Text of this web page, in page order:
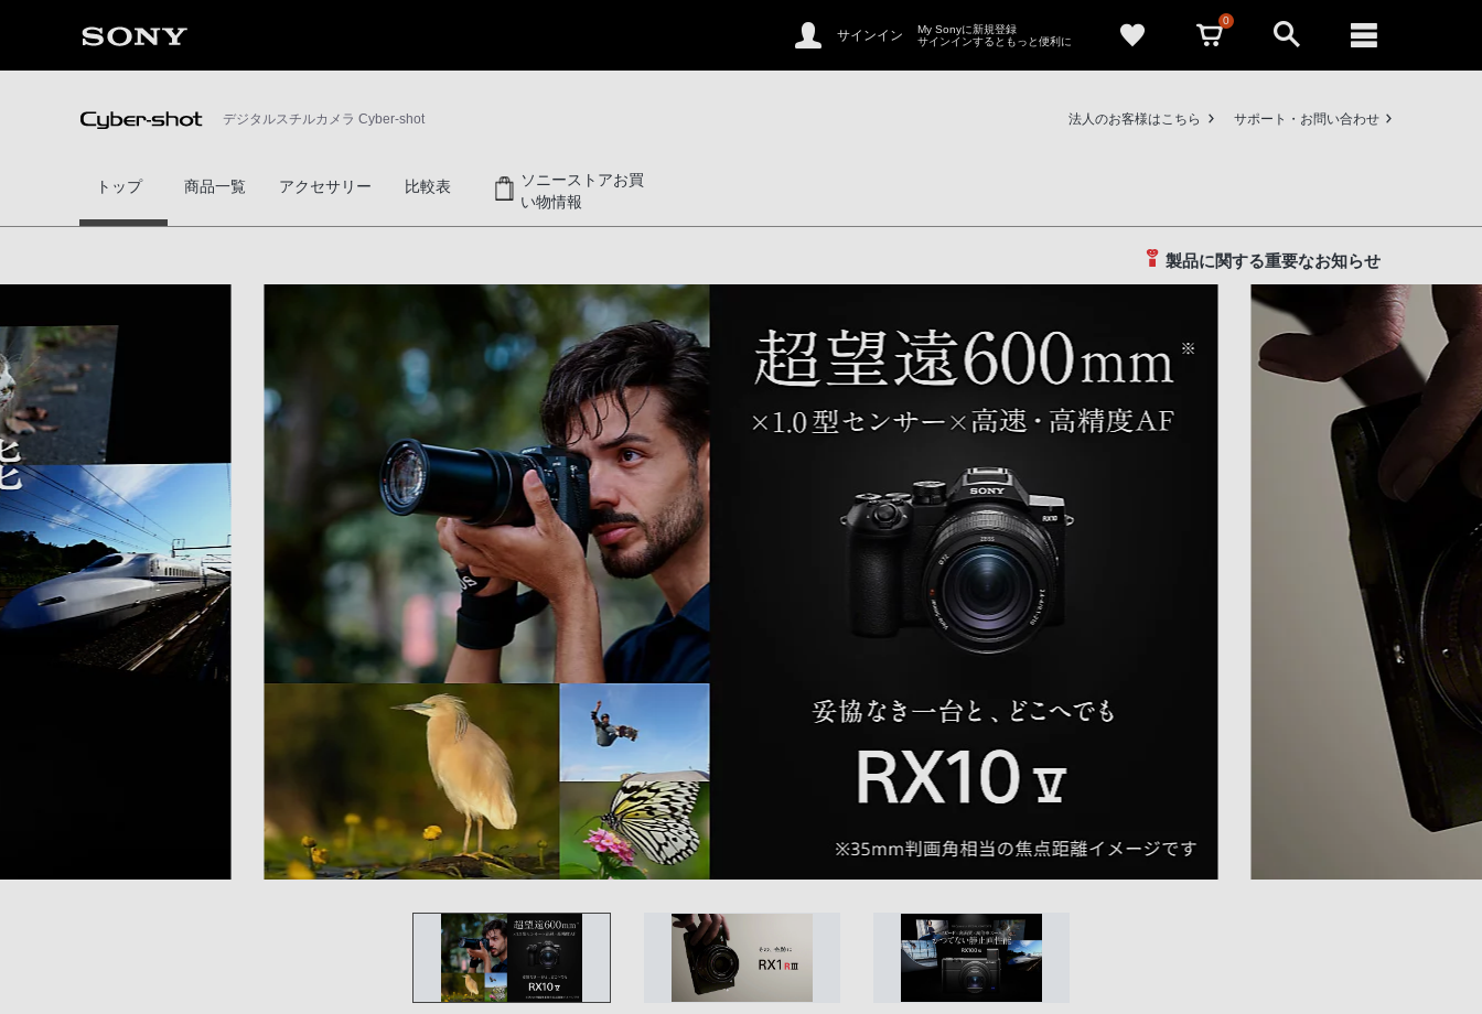
サインイン
My Sonyに新規登録
サインインするともっと便利に
0
デジタルスチルカメラ Cyber-shot 法人のお客様はこちら サポート・お問い合わせ
トップ 商品一覧 アクセサリー 比較表
ソニーストアお買
い物情報
製品に関する重要なお知らせ